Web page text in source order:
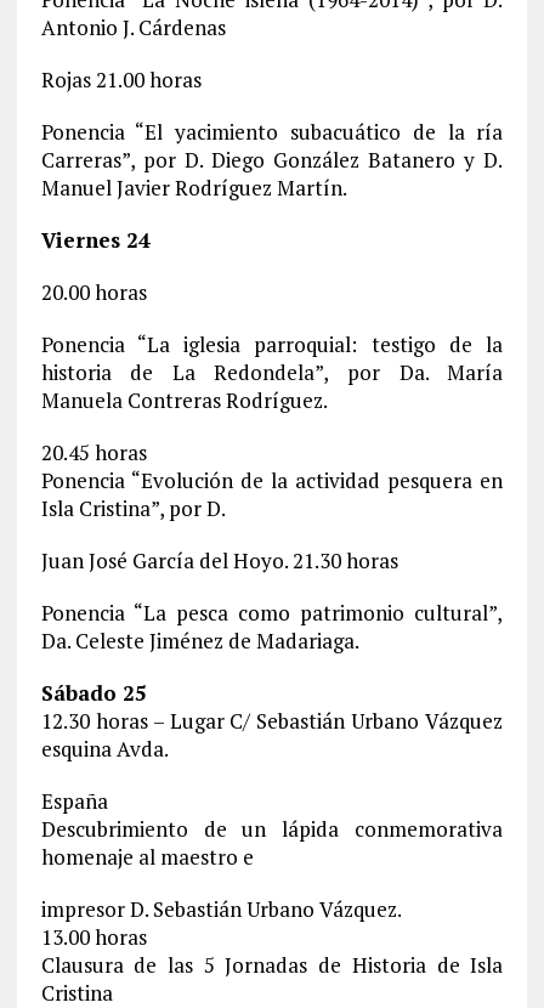
Antonio J. Cárdenas
Rojas 21.00 horas
Ponencia “El yacimiento subacuático de la ría
Carreras”, por D. Diego González Batanero y D.
Manuel Javier Rodríguez Martín.
Viernes 24
20.00 horas
Ponencia “La iglesia parroquial: testigo de la
historia de La Redondela”, por Da. María
Manuela Contreras Rodríguez.
20.45 horas
Ponencia “Evolución de la actividad pesquera en
Isla Cristina”, por D.
Juan José García del Hoyo. 21.30 horas
Ponencia “La pesca como patrimonio cultural”,
Da. Celeste Jiménez de Madariaga.
Sábado 25
12.30 horas – Lugar C/ Sebastián Urbano Vázquez
esquina Avda.
España
Descubrimiento de un lápida conmemorativa
homenaje al maestro e
impresor D. Sebastián Urbano Vázquez.
13.00 horas
Clausura de las 5 Jornadas de Historia de Isla
Cristina